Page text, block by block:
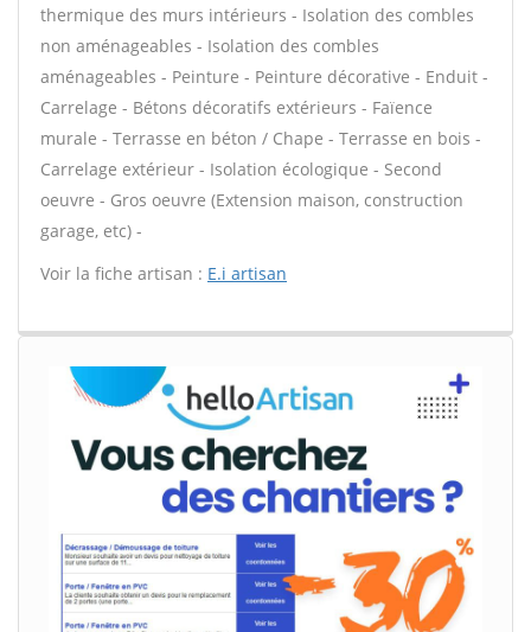
thermique des murs intérieurs - Isolation des combles
non aménageables - Isolation des combles
aménageables - Peinture - Peinture décorative - Enduit -
Carrelage - Bétons décoratifs extérieurs - Faïence
murale - Terrasse en béton / Chape - Terrasse en bois -
Carrelage extérieur - Isolation écologique - Second
oeuvre - Gros oeuvre (Extension maison, construction
garage, etc) -
Voir la fiche artisan : E.i artisan